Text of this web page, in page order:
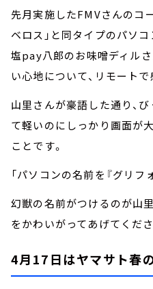
先月実施したFMVさんのコ
ベロス」と同タイプのパソ
塩pay八郎のお味噌ディルさ
い心地について、リモート
山里さんが豪語した通り、
て軽いのにしっかり画面が
ことです。
「パソコンの名前を『グリフ
幻獣の名前がつけるのが山
をかわいがってあげてくださ
4月17日はヤマサト春